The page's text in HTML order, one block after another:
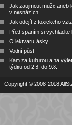
Jak zaujmout muže aneb
v nesnázích
Jak odejít z toxického
Před spaním si vychlaďte
O lektvaru lásky
Vodní půst
Kam za kulturou a na
týdnu od 2.8. do 9.8.
Copyright © 2008-2018